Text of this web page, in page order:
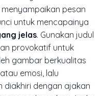
pesan
untuk mencapainya
jelas. Gunakan judul
provokatif untuk
gambar berkualitas
emosi, lalu
diakhiri dengan ajakan